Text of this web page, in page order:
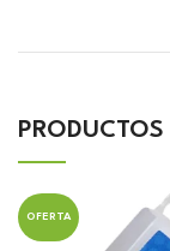
OFERTA